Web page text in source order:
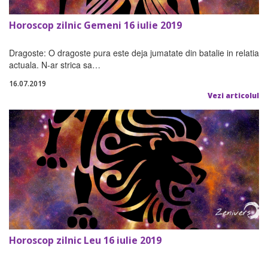
Horoscop zilnic Gemeni 16 iulie 2019
Dragoste: O dragoste pura este deja jumatate din batalie in relatia
actuala. N-ar strica sa…
16.07.2019
Vezi articolul
Horoscop zilnic Leu 16 iulie 2019